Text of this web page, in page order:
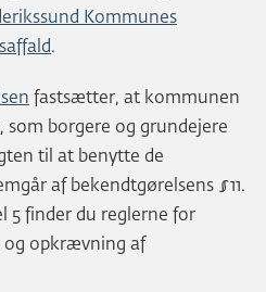
Kommunes
.
fastsætter, at kommunen
som borgere og grundejere
til at benytte de
af bekendtgørelsens §11.
5 finder du reglerne for
og opkrævning af